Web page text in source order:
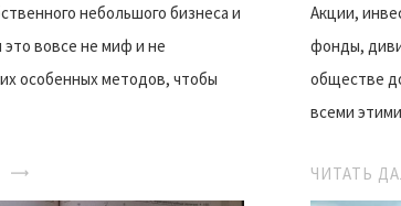
небольшого бизнеса и
это вовсе не миф и не
особенных методов, чтобы
Акции,
фонды,
обществе
всеми
ЧИТАТЬ